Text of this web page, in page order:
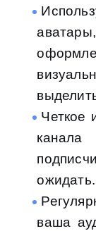
Четкое
ожидать.
ваша